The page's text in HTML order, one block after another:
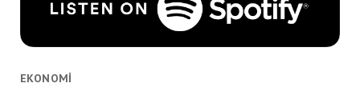
EKONOMI